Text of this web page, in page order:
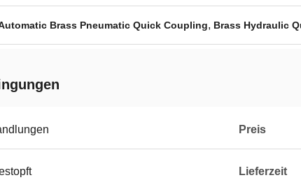
Brass Pneumatic Quick Coupling, Brass Hydraulic
Preis
Lieferzeit